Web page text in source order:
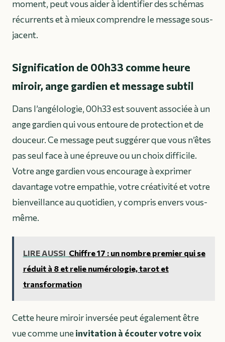
moment, peut vous aider à identifier des schémas
récurrents et à mieux comprendre le message sous-
jacent.
Signification de 00h33 comme heure
miroir, ange gardien et message subtil
Dans l’angélologie, 00h33 est souvent associée à un
ange gardien qui vous entoure de protection et de
douceur. Ce message peut suggérer que vous n’êtes
pas seul face à une épreuve ou un choix difficile.
Votre ange gardien vous encourage à exprimer
davantage votre empathie, votre créativité et votre
bienveillance au quotidien, y compris envers vous-
même.
LIRE AUSSI Chiffre 17 : un nombre premier qui se
réduit à 8 et relie numérologie, tarot et
transformation
Cette heure miroir inversée peut également être
vue comme uneinvitation à écouter votre voix